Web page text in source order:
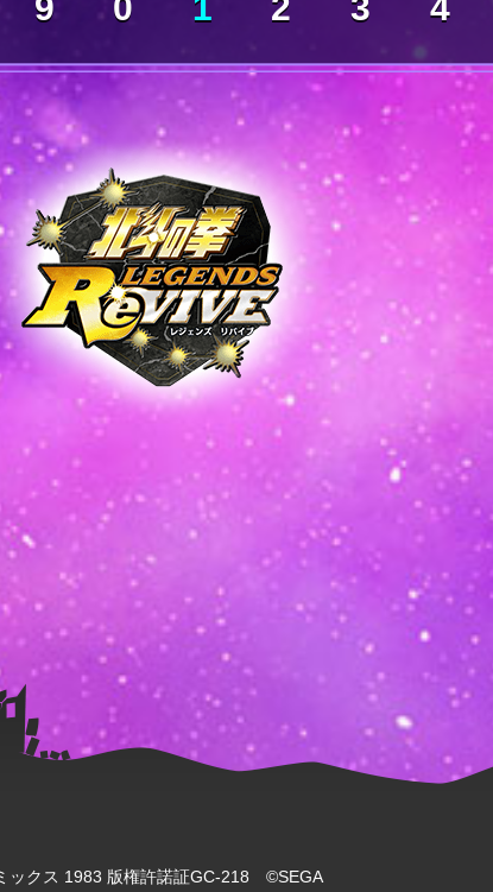
ックス 1983 版権許諾証GC-218 ©SEGA